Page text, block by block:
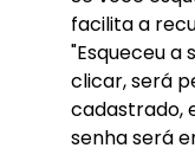
facilita a
"Esqueceu a
clicar, será
cadastrado,
senha será